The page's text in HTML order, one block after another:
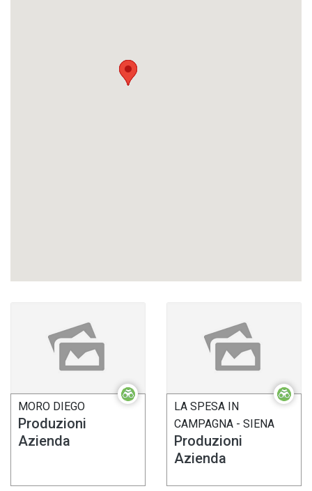
MORO DIEGO
Produzioni
Azienda
LA SPESA IN
CAMPAGNA - SIENA
Produzioni
Azienda